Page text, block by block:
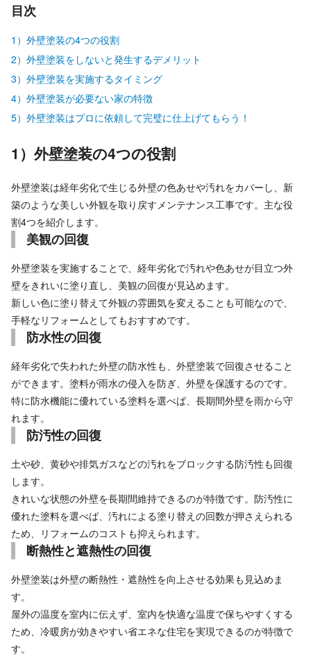
目次
1）外壁塗装の4つの役割
2）外壁塗装をしないと発生するデメリット
3）外壁塗装を実施するタイミング
4）外壁塗装が必要ない家の特徴
5）外壁塗装はプロに依頼して完璧に仕上げてもらう！
1）外壁塗装の4つの役割
外壁塗装は経年劣化で生じる外壁の色あせや汚れをカバーし、新
築のような美しい外観を取り戻すメンテナンス工事です。主な役
割4つを紹介します。
美観の回復
外壁塗装を実施することで、経年劣化で汚れや色あせが目立つ外
壁をきれいに塗り直し、美観の回復が見込めます。
新しい色に塗り替えて外観の雰囲気を変えることも可能なので、
手軽なリフォームとしてもおすすめです。
防水性の回復
経年劣化で失われた外壁の防水性も、外壁塗装で回復させること
ができます。塗料が雨水の侵入を防ぎ、外壁を保護するのです。
特に防水機能に優れている塗料を選べば、長期間外壁を雨から守
れます。
防汚性の回復
土や砂、黄砂や排気ガスなどの汚れをブロックする防汚性も回復
します。
きれいな状態の外壁を長期間維持できるのが特徴です。防汚性に
優れた塗料を選べば、汚れによる塗り替えの回数が押さえられる
ため、リフォームのコストも抑えられます。
断熱性と遮熱性の回復
外壁塗装は外壁の断熱性・遮熱性を向上させる効果も見込めま
す。
屋外の温度を室内に伝えず、室内を快適な温度で保ちやすくする
ため、冷暖房が効きやすい省エネな住宅を実現できるのが特徴で
す。